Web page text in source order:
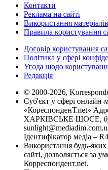
Контакти
Реклама на сайті
Використання
Правила користування
Договір користування
Політика у сфері
Угода щодо
Редакція
© 2000-2026,
Суб'єкт у сфері онлайн-
«КореспонденТ.net»
ХАРКІВСЬКЕ ШОСЕ,
Ідентифікатор медіа –
Використання будь-яких
сайті, дозволяється за
Корреспондент.net.